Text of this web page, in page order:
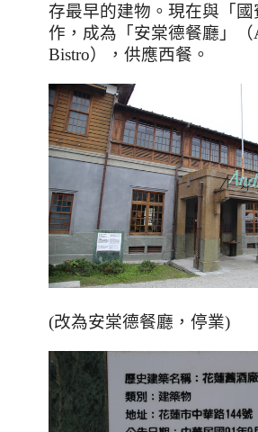
存最早的建物。現在與「國
作，成為「安棠德餐廳」（
Bistro），供應西餐。
(改為安棠德餐廳，停業)